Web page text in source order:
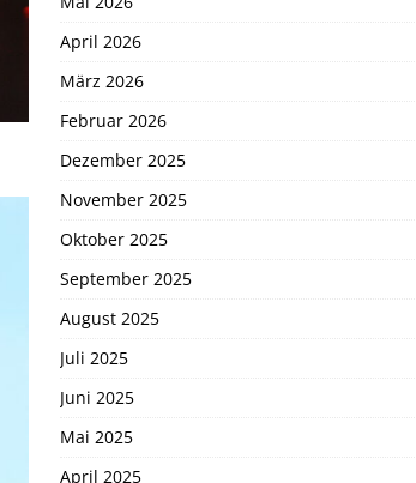
April 2026
März 2026
Februar 2026
Dezember 2025
November 2025
Oktober 2025
September 2025
August 2025
Juli 2025
Juni 2025
Mai 2025
April 2025